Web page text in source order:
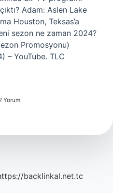
Adam: Aslen Lake
Houston, Teksas’a
sezon ne zaman 2024?
Promosyonu)
– YouTube. TLC
Yorum
backlinkal.net.tc